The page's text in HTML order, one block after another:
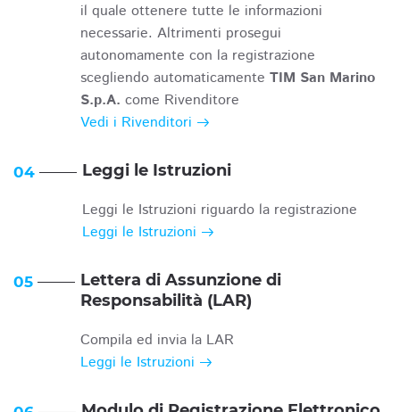
il quale ottenere tutte le informazioni
necessarie. Altrimenti prosegui
autonomamente con la registrazione
scegliendo automaticamente TIM San Marino
S.p.A. come Rivenditore
Vedi i Rivenditori
04 Leggi le Istruzioni
Leggi le Istruzioni riguardo la registrazione
Leggi le Istruzioni
05
Lettera di Assunzione di
Responsabilità (LAR)
Compila ed invia la LAR
Leggi le Istruzioni